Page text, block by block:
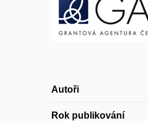
Autoři
Rok publikování